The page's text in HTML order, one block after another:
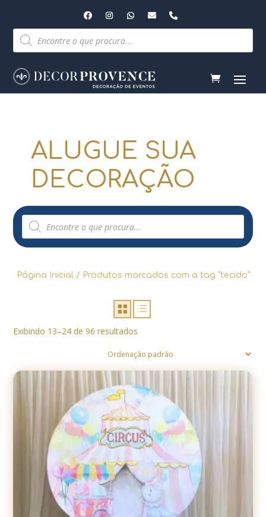
Pesquisar
produtos
ALUGUE SUA
DECORAÇÃO
Pesquisar
produtos
Página Inicial/ Produtos marcados com a tag “tecido”
Exibindo 13–24 de 96 resultados